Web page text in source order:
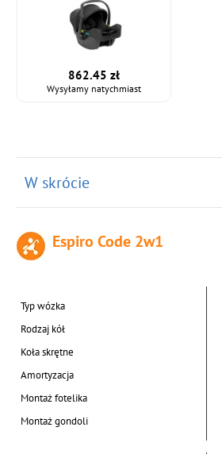
862.45 zł
Wysyłamy natychmiast
W skrócie
Espiro Code 2w1
Typ wózka
Rodzaj kół
Koła skrętne
Amortyzacja
Montaż fotelika
Montaż gondoli